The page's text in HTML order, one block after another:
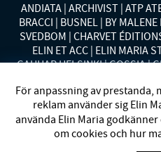
ANDIATA ARCHIVIST ATP
BRACCI BUSNEL BY MALENE
SVEDBOM CHARVET
ELIN ET ACC ELIN MARIA
GAUHAR HELSINKI GOSSIA
MISSONI HOME MONO
MRS HOSIERY NORDAN
LAUREN RENÉE VOLTAIRE
SIBIN LINNEBJERG STYLEIN
VANESSA
För anpassning av
reklam använder sig Elin
använda Elin Maria
om cookies och hur